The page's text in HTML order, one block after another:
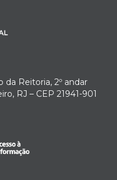
da Reitoria, 2º andar
RJ – CEP 21941-901